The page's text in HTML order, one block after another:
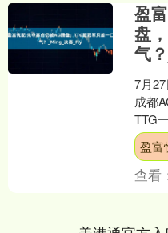
盈
盘
气
7月
成都
TTG
决被
外。
盈富
查看